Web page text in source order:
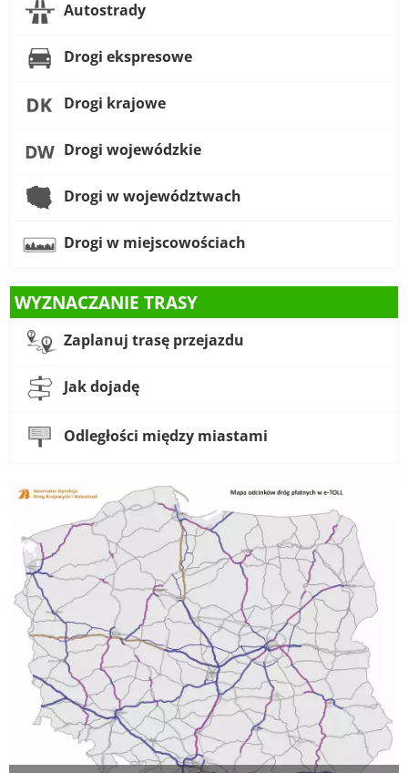
Autostrady
Drogi ekspresowe
Drogi krajowe
Drogi wojewódzkie
Drogi w województwach
Drogi w miejscowościach
WYZNACZANIE TRASY
Zaplanuj trasę przejazdu
Jak dojadę
Odległości między miastami